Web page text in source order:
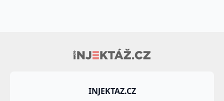
INJEKTAZ.CZ